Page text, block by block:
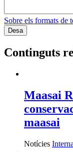
Sobre els formats de
Continguts
Maasai
maasai
Notícies